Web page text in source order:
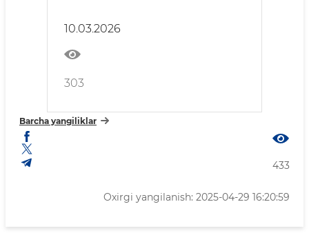
Murojaatnomasi
10.03.2026
303
Barcha yangiliklar
433
Oxirgi yangilanish: 2025-04-29 16:20:59